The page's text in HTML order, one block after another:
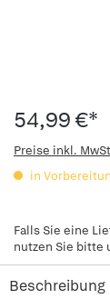
54,99 €*
Preise inkl.
in
Falls Sie eine
nutzen Sie bitte
Beschreibung